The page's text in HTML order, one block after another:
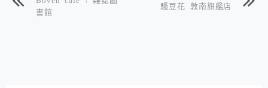
書館
騷豆花 敦南旗艦店